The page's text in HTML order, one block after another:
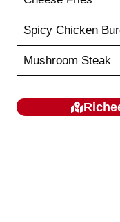
Spicy Chicken
Mushroom Steak